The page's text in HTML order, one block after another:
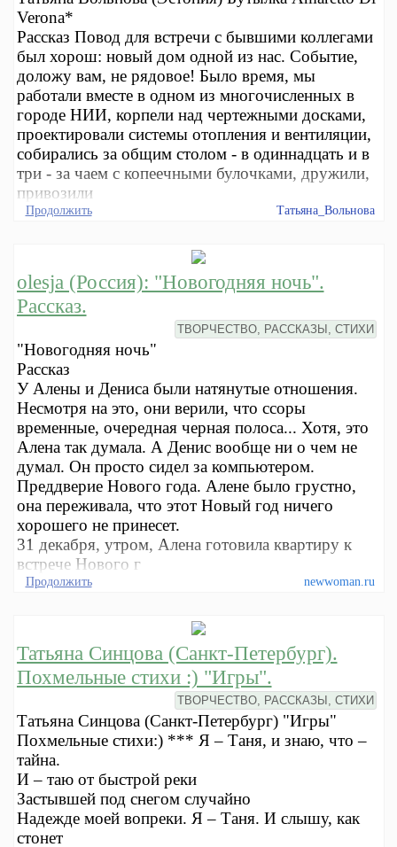
Verona*
Рассказ Повод для встречи с бывшими коллегами
был хорош: новый дом одной из нас. Событие,
доложу вам, не рядовое! Было время, мы
работали вместе в одном из многочисленных в
городе НИИ, корпели над чертежными досками,
проектировали системы отопления и вентиляции,
собирались за общим столом - в одиннадцать и в
три - за чаем с копеечными булочками, дружили,
привозили
Продолжить Татьяна_Вольнова
olesja (Россия): "Новогодняя ночь".
Рассказ.
ТВОРЧЕСТВО, РАССКАЗЫ, СТИХИ
"Новогодняя ночь"
Рассказ
У Алены и Дениса были натянутые отношения.
Несмотря на это, они верили, что ссоры
временные, очередная черная полоса... Хотя, это
Алена так думала. А Денис вообще ни о чем не
думал. Он просто сидел за компьютером.
Преддверие Нового года. Алене было грустно,
она переживала, что этот Новый год ничего
хорошего не принесет.
31 декабря, утром, Алена готовила квартиру к
встрече Нового г
Продолжить newwoman.ru
Татьяна Синцова (Санкт-Петербург).
Похмельные стихи :) "Игры".
ТВОРЧЕСТВО, РАССКАЗЫ, СТИХИ
Татьяна Синцова (Санкт-Петербург) "Игры"
Похмельные стихи:) *** Я – Таня, и знаю, что –
тайна.
И – таю от быстрой реки
Застывшей под снегом случайно
Надежде моей вопреки. Я – Таня. И слышу, как
стонет